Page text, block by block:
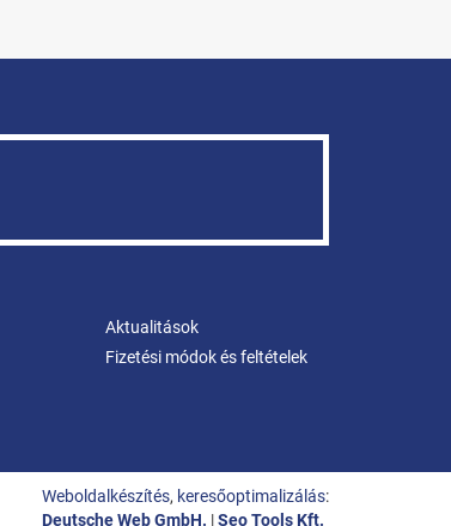
Aktualitások
Fizetési módok és feltételek
Weboldalkészítés, keresőoptimalizálás:
Deutsche Web GmbH. |Seo Tools Kft.